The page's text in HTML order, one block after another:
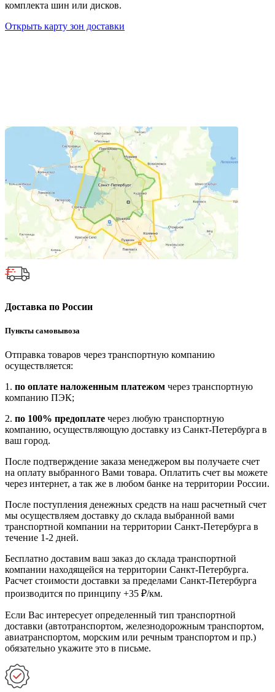
комплекта шин или дисков.
Открыть карту зон доставки
Доставка по России
Пункты самовывоза
Отправка товаров через транспортную компанию
осуществляется:
1. по оплате наложенным платежом через транспортную
компанию ПЭК;
2. по 100% предоплате через любую транспортную
компанию, осуществляющую доставку из Санкт-Петербурга в
ваш город.
После подтверждение заказа менеджером вы получаете счет
на оплату выбранного Вами товара. Оплатить счет вы можете
через интернет, а так же в любом банке на территории России.
После поступления денежных средств на наш расчетный счет
мы осуществляем доставку до склада выбранной вами
транспортной компании на территории Санкт-Петербурга в
течение 1-2 дней.
Бесплатно доставим ваш заказ до склада транспортной
компании находящейся на территории Санкт-Петербурга.
Расчет стоимости доставки за пределами Санкт-Петербурга
производится по принципу +35 ₽/км.
Если Вас интересует определенный тип транспортной
доставки (автотранспортом, железнодорожным транспортом,
авиатранспортом, морским или речным транспортом и пр.)
обязательно укажите это в письме.